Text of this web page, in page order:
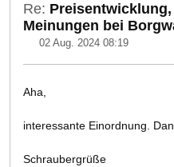
Re:
Meinungen bei
02 Aug. 2024 08:19
Aha,
interessante Einordnung.
Schraubergrüße